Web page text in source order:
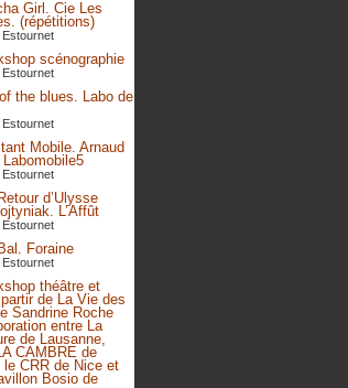
Girl. Cie Les
(répétitions)
scénographie
the blues. Labo de
Mobile. Arnaud
d’Ulysse
L’Affût
Foraine
théâtre et
de La Vie des
Sandrine Roche
entre La
de Lausanne,
CAMBRE de
le CRR de Nice et
Bosio de